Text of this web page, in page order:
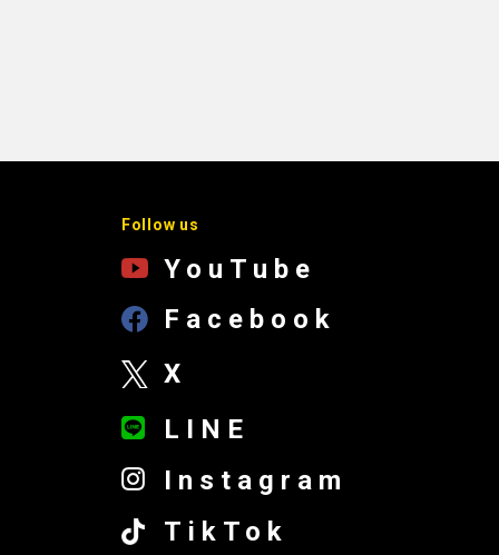
Follow us
YouTube
Facebook
X
LINE
Instagram
TikTok